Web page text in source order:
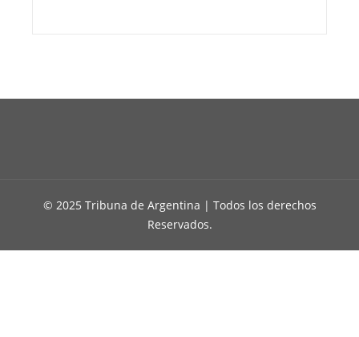
© 2025 Tribuna de Argentina | Todos los derechos
Reservados.